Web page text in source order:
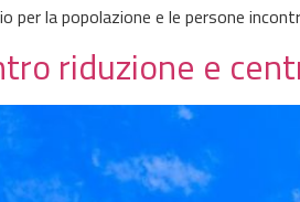
per la popolazione e le persone
riduzione e